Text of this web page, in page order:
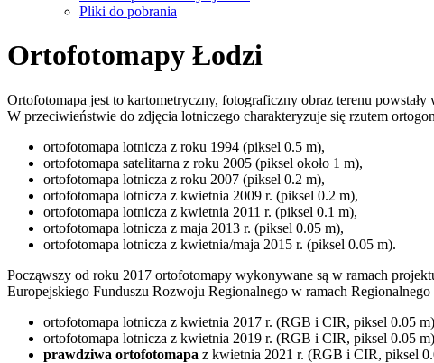
Pliki do pobrania
Ortofotomapy Łodzi
Ortofotomapa jest to kartometryczny, fotograficzny obraz terenu
W przeciwieństwie do zdjęcia lotniczego charakteryzuje się rzutem
ortofotomapa lotnicza z roku 1994 (piksel 0.5 m),
ortofotomapa satelitarna z roku 2005 (piksel około 1 m),
ortofotomapa lotnicza z roku 2007 (piksel 0.2 m),
ortofotomapa lotnicza z kwietnia 2009 r. (piksel 0.2 m),
ortofotomapa lotnicza z kwietnia 2011 r. (piksel 0.1 m),
ortofotomapa lotnicza z maja 2013 r. (piksel 0.05 m),
ortofotomapa lotnicza z kwietnia/maja 2015 r. (piksel 0.05 m).
Począwszy od roku 2017 ortofotomapy wykonywane są w ramach
Europejskiego Funduszu Rozwoju Regionalnego w ramach
ortofotomapa lotnicza z kwietnia 2017 r. (RGB i CIR, piksel 0.05
ortofotomapa lotnicza z kwietnia 2019 r. (RGB i CIR, piksel 0.05
prawdziwa ortofotomapa z kwietnia 2021 r. (RGB i CIR, piksel